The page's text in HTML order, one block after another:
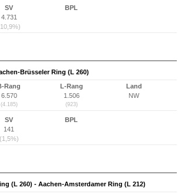
SV
4.731
BPL
Brüsseler Ring (L 260)
Rang
6.570
(4.185)
L-Rang
1.506
(923)
Land
NW
SV
141
(1,5%)
BPL
(L 260) - Aachen-Amsterdamer Ring (L 212)